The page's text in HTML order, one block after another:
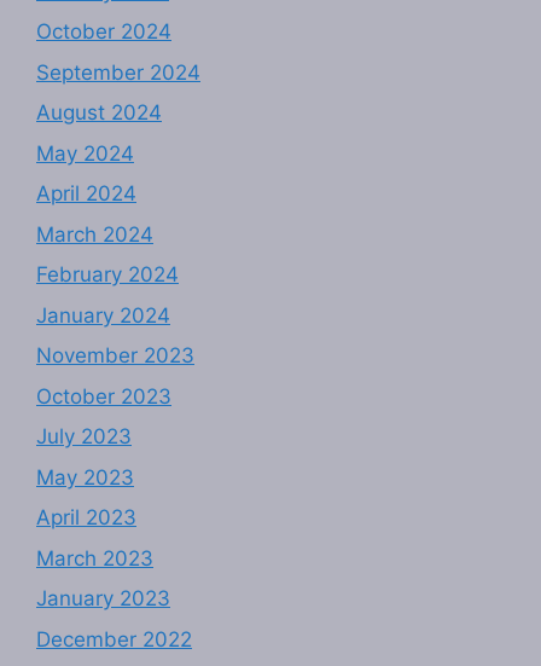
October 2024
September 2024
August 2024
May 2024
April 2024
March 2024
February 2024
January 2024
November 2023
October 2023
July 2023
May 2023
April 2023
March 2023
January 2023
December 2022